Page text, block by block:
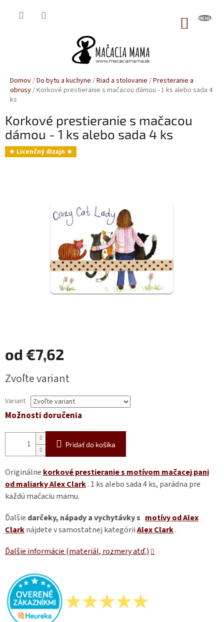
Domov/Do bytu a kuchyne /Riad a stolovanie /Presteranie a
obrusy/Korkové prestieranie s mačacou dámou - 1 ks alebo sada 4
ks
Korkové prestieranie s mačacou
dámou - 1 ks alebo sada 4 ks
★ Licenčný dizajn ★
od €7,62
cena:
Zvoľte variant
Variant
Možnosti doručenia
Pridať do košíka
Originálne korkové prestieranie s motívom mačacej pani
od maliarky Alex Clark. 1 ks alebo sada 4 ks, parádna pre
každú mačaciu mamu.
Ďalšie darčeky, nápady a vychytávky s motívy od Alex
Clarknájdete v samostatnej kategóriiAlex Clark.
Ďalšie informácie (materiál, rozmery atď.)